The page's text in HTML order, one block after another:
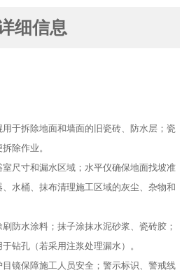
细信息
于拆除地面和墙面的旧瓷砖、防水层；瓷
除作业。​
尺寸和漏水区域；水平仪确保地面找坡准
水桶、抹布清理施工区域的灰尘、杂物和
防水涂料；抹子涂抹水泥砂浆、瓷砖胶；
钻孔（若采用注浆处理漏水）。​
镜保障施工人员安全；警示标识、警戒线